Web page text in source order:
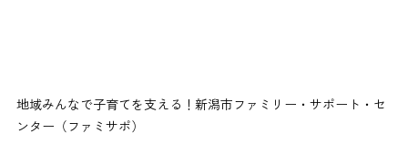
地域みんなで子育てを支える！新潟市ファミリー・サポート・セ
ンター（ファミサポ）